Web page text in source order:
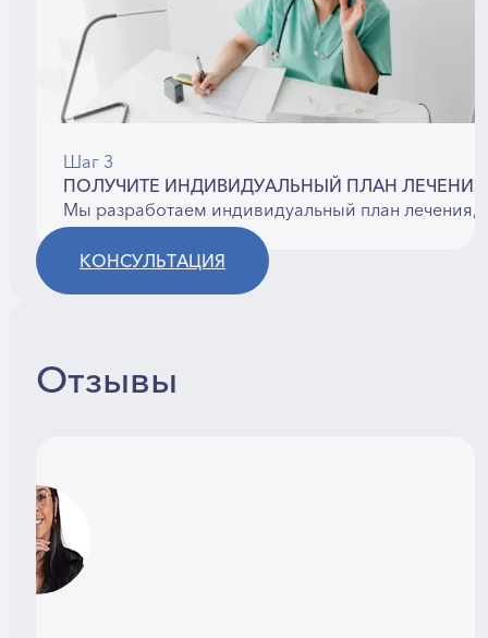
Шаг 3
ПОЛУЧИТЕ ИНДИВИДУАЛЬНЫЙ ПЛАН ЛЕЧЕНИЯ
Мы разработаем индивидуальный план
КОНСУЛЬТАЦИЯ
Отзывы